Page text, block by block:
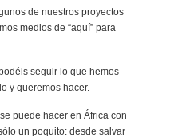
de nuestros proyectos
medios de “aquí” para
seguir lo que hemos
y queremos hacer.
puede hacer en África con
un poquito: desde salvar